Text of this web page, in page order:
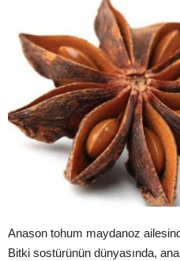
Anason tohum maydanoz
Bitki sostürünün dünyasında,